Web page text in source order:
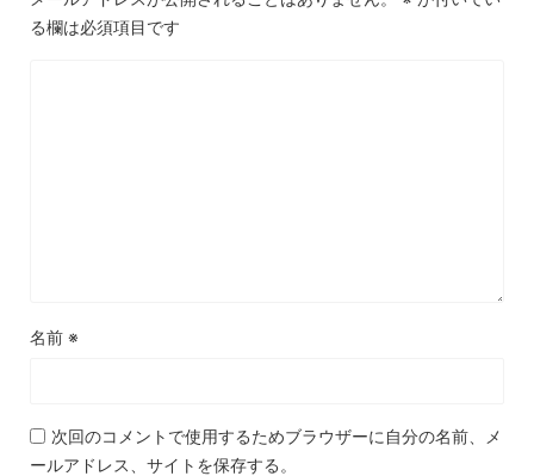
る欄は必須項目です
名前 ※
次回のコメントで使用するためブラウザーに自分の名前、メ
ールアドレス、サイトを保存する。